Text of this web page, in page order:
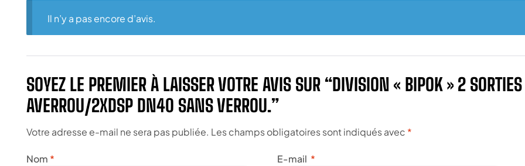
Il n’y a pas encore d’avis.
SOYEZ LE PREMIER À LAISSER VOTRE AVIS SUR “DIVISION « BIPOK » 2
AVERROU/2XDSP DN40 SANS VERROU.”
Votre adresse e-mail ne sera pas publiée. Les champs obligatoires sont indiqués avec *
Nom * E-mail *